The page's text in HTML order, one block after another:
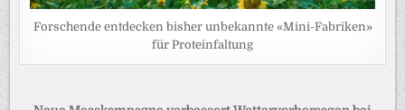
Forschende entdecken bisher unbekannte «Mini-Fabriken»
für Proteinfaltung